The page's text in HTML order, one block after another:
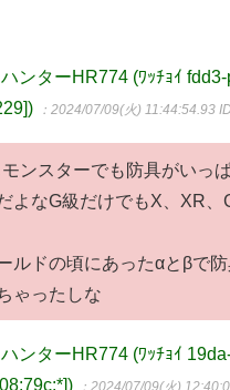
ンターHR774 (ﾜｯﾁｮｲ
：2024/07/09(火) 11:44:54.93
ンスターでも防具がいっ
よなG級だけでもX、XR、
ルドの頃にあったαとβで
ゃったしな
ンターHR774 (ﾜｯﾁｮｲ
：2024/07/09(火)